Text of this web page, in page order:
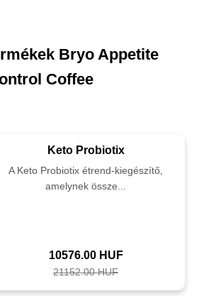
Bryo Appetite
Coffee
Keto Probiotix
A Keto Probiotix étrend-kiegészítő,
amelynek össze...
10576.00 HUF
21152.00 HUF